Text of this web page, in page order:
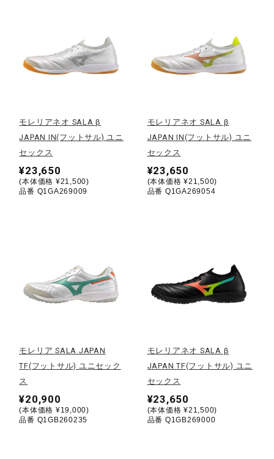
テニス／ソフトテニス
陸上競技
柔道
ウォーキングシューズ
モレリアネオ SALA β
JAPAN IN(フットサル) ユニ
セックス
¥23,650
(本体価格 ¥21,500)
品番 Q1GA269009
モレリアネオ SALA β
JAPAN IN(フットサル) ユニ
セックス
¥23,650
(本体価格 ¥21,500)
品番 Q1GA269054
モレリア SALA JAPAN
TF(フットサル) ユニセック
ス
¥20,900
(本体価格 ¥19,000)
品番 Q1GB260235
モレリアネオ SALA β
JAPAN TF(フットサル) ユニ
セックス
¥23,650
(本体価格 ¥21,500)
品番 Q1GB269000